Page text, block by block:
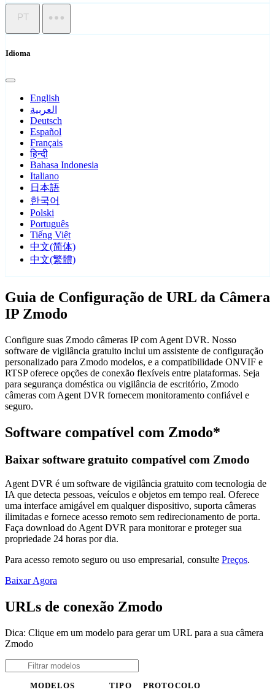
PT
Idioma
English
العربية
Deutsch
Español
Français
हिन्दी
Bahasa Indonesia
Italiano
日本語
한국어
Polski
Português
Tiếng Việt
中文(简体)
中文(繁體)
Guia de Configuração de URL da Câmera
IP Zmodo
Configure suas Zmodo câmeras IP com Agent DVR. Nosso
software de vigilância gratuito inclui um assistente de configuração
personalizado para Zmodo modelos, e a compatibilidade ONVIF e
RTSP oferece opções de conexão flexíveis entre plataformas. Seja
para segurança doméstica ou vigilância de escritório, Zmodo
câmeras com Agent DVR fornecem monitoramento confiável e
seguro.
Software compatível com Zmodo*
Baixar software gratuito compatível com Zmodo
Agent DVR é um software de vigilância gratuito com tecnologia de
IA que detecta pessoas, veículos e objetos em tempo real. Oferece
uma interface amigável em qualquer dispositivo, suporta câmeras
ilimitadas e fornece acesso remoto sem redirecionamento de porta.
Faça download do Agent DVR para monitorar e proteger sua
propriedade 24 horas por dia.
Para acesso remoto seguro ou uso empresarial, consulte Preços.
Baixar Agora
URLs de conexão Zmodo
Dica: Clique em um modelo para gerar um URL para a sua câmera
Zmodo
MODELOS TIPO PROTOCOLO